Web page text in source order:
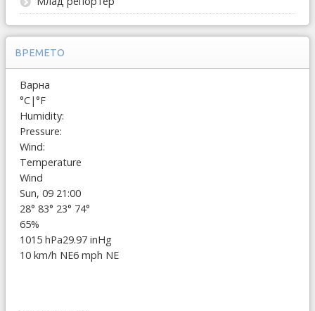
ВРЕМЕТО
Варна
°C|°F
Humidity:
Pressure:
Wind:
Temperature
Wind
Sun, 09 21:00
28° 83° 23° 74°
65%
1015 hPa29.97 inHg
10 km/h NE6 mph NE